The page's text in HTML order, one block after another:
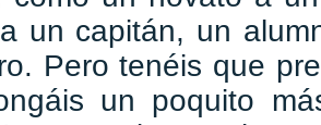
un capitán, un
Pero tenéis que
un poquito